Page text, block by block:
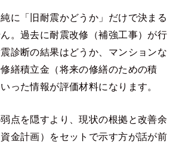
に「旧耐震かどうか」だけで決まる
。過去に耐震改修（補強工事）が行
診断の結果はどうか、マンションな
繕積立金（将来の修繕のための積
った情報が評価材料になります。
点を隠すより、現状の根拠と改善余
金計画）をセットで示す方が話が前